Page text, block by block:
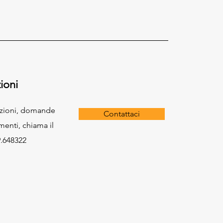
domande
chiama il
Contattaci